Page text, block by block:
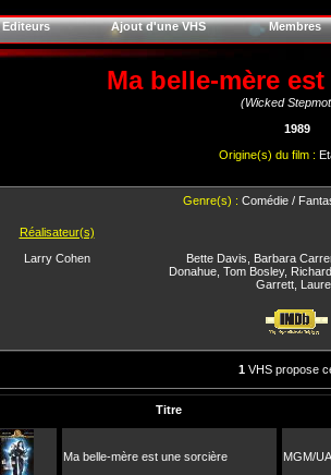
Editeurs Ajout d'une VHS Membres
Ma belle-mère
(Wicked
1989
Origine(s) du film :
Genre(s) : Comédie /
Réalisateur(s)
Larry Cohen
Bette Davis
Barbara
Donahue Tom Bosley,
Garrett,
1VHS propose
Titre
Ma belle-mère est une sorcière MGM/